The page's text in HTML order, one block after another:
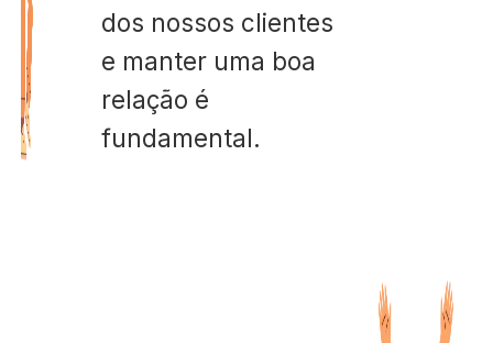
dos nossos clientes
e manter uma boa
relação é
fundamental.